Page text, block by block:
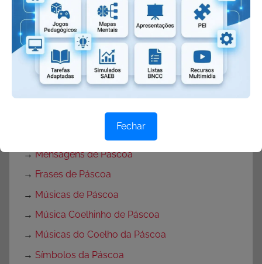
Páscoa
→Atividades Verdadeiro sentido da Páscoa
→Atividades de Páscoa com Interpretação de
Texto
Textos sobre a Páscoa
→Mensagens de Páscoa
→ Frases de Páscoa
→ Músicas de Páscoa
→ Música Coelhinho de Páscoa
→ Músicas do Coelho da Páscoa
→ Símbolos da Páscoa
Fechar